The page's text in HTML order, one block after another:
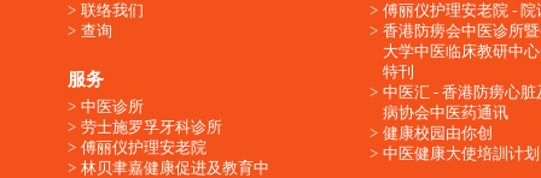
联络我们
查询
服务
中医诊所
劳士施罗孚牙科诊所
傅丽仪护理安老院
林贝聿嘉健康促进及教育中
傅丽仪护理安老院 - 院
香港防痨会中医诊所
大学中医临床教研中
特刊
中医汇 - 香港防痨心脏
病协会中医药通讯
健康校园由你创
中医健康大使培訓计划